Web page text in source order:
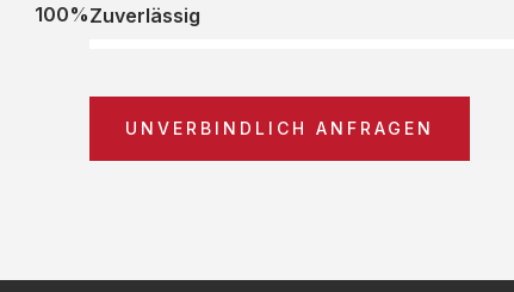
Zuverlässig
100%
UNVERBINDLICH ANFRAGEN